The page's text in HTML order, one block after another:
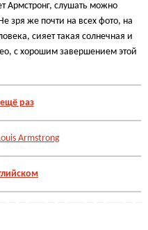
Армстронг, слушать можно
зря же почти на всех фото, на
сияет такая солнечная и
с хорошим завершением этой
раз
Armstrong